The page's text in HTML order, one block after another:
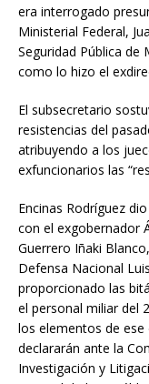
era interrogado
Ministerial Federal,
Seguridad Pública
como lo hizo el
El subsecretario
resistencias del
atribuyendo a los
exfuncionarios las
Encinas Rodríguez
con el exgobernador
Guerrero Iñaki
Defensa Nacional
proporcionado las
el personal miliar del
los elementos de
declararán ante la
Investigación y